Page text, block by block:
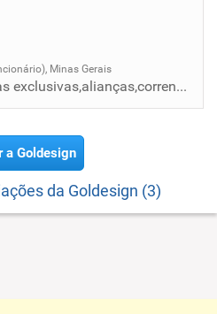
Minas Gerais
fabricaçao de joias,peças exclusivas,alianças,correntes,braceletes e joias em geral
a Goldesign
da Goldesign (3)